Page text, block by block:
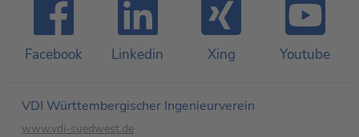
Facebook Linkedin Xing Youtube
VDI Württembergischer Ingenieurverein
www.vdi-suedwest.de